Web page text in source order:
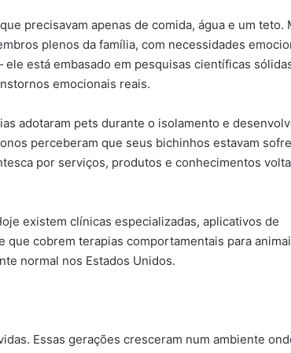
precisavam apenas de comida, água e um teto.
plenos da família, com necessidades
está embasado em pesquisas científicas
emocionais reais.
adotaram pets durante o isolamento e
perceberam que seus bichinhos estavam
por serviços, produtos e conhecimentos
existem clínicas especializadas, aplicativos de
cobrem terapias comportamentais para
normal nos Estados Unidos.
Essas gerações cresceram num ambiente